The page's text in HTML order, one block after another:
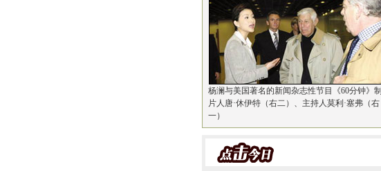
杨澜与美国著名的新闻杂志性节目《60分钟》制
片人唐·休伊特（右二）、主持人莫利·塞弗（右
一）